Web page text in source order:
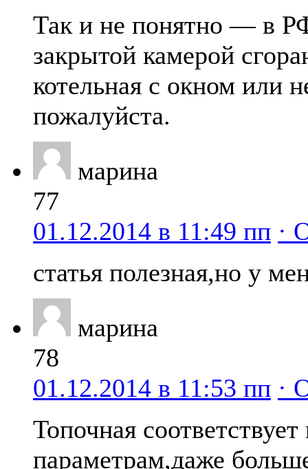
Так и не понятно — в
закрытой камерой
котельная с окном или
пожалуйста.
марина
77
01.12.2014 в 11:49 пп ·
статья полезная,но у
марина
78
01.12.2014 в 11:53 пп ·
Топочная соответствует
параметрам,даже